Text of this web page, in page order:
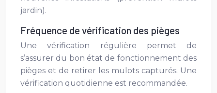
jardin).
Fréquence de vérification des pièges
Une vérification régulière permet de
s’assurer du bon état de fonctionnement des
pièges et de retirer les mulots capturés. Une
vérification quotidienne est recommandée.